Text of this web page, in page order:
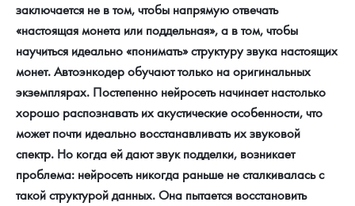
заключается не в том, чтобы напрямую отвечать
«настоящая монета или поддельная», а в том, чтобы
научиться идеально «понимать» структуру звука настоящих
монет. Автоэнкодер обучают только на оригинальных
экземплярах. Постепенно нейросеть начинает настолько
хорошо распознавать их акустические особенности, что
может почти идеально восстанавливать их звуковой
спектр. Но когда ей дают звук подделки, возникает
проблема: нейросеть никогда раньше не сталкивалась с
такой структурой данных. Она пытается восстановить